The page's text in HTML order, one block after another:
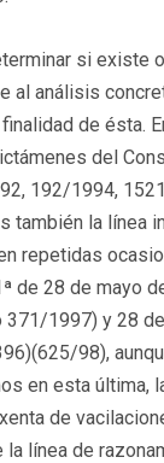
si existe
al análisis
de ésta.
del
192/1994,
también la línea
repetidas
de 28 de mayo
371/1997) y 28
98),
en esta última,
de
línea de